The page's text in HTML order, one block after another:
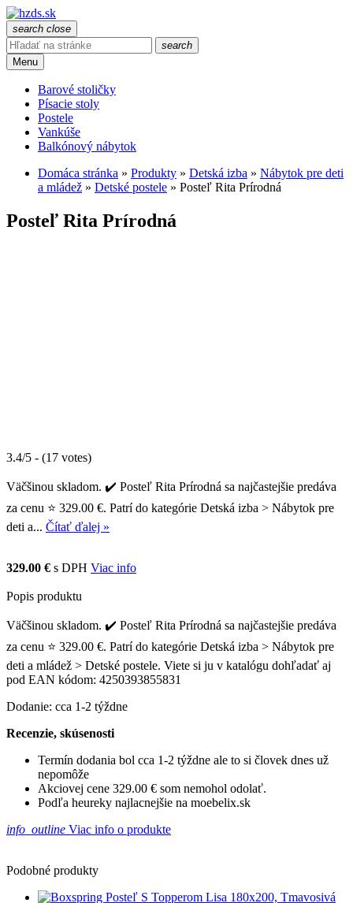
search close
search
Menu
Barové stoličky
Písacie stoly
Postele
Vankúše
Balkónový nábytok
Domáca stránka » Produkty » Detská izba » Nábytok pre deti
a mládež » Detské postele » Posteľ Rita Prírodná
Posteľ Rita Prírodná
3.4/5 - (17 votes)
Väčšinou skladom. ✔️ Posteľ Rita Prírodná sa najčastejšie predáva
za cenu ⭐ 329.00 €. Patrí do kategórie Detská izba > Nábytok pre
deti a... Čítať ďalej »
329.00 € s DPH Viac info
Popis produktu
Väčšinou skladom. ✔️ Posteľ Rita Prírodná sa najčastejšie predáva
za cenu ⭐ 329.00 €. Patrí do kategórie Detská izba > Nábytok pre
deti a mládež > Detské postele. Viete si ju v katalógu dohľadať aj
pod EAN kódom: 4250393855831
Dodanie: cca 1-2 týždne
Recenzie, skúsenosti
Termín dodania bol cca 1-2 týždne ale to si človek dnes už
nepomôže
Akciovej cene 329.00 € som nemohol odolať.
Podľa heureky najlacnejšie na moebelix.sk
info_outline Viac info o produkte
Podobné produkty